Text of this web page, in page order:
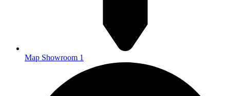
Map Showroom 1